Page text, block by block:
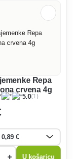
Repa
crvena 4g
5.0(1)
+ U košaricu